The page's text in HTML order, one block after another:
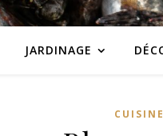
JARDINAGE
CUISINE